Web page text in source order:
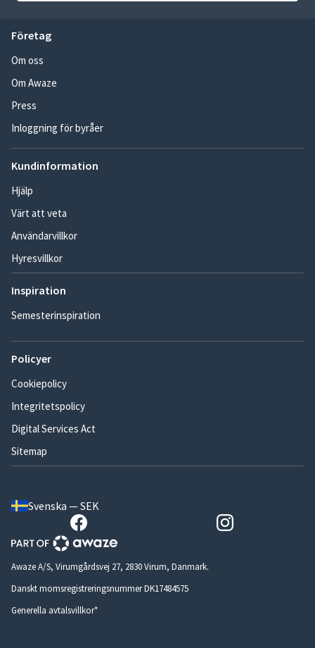
Företag
Om oss
Om Awaze
Press
Inloggning för byråer
Kundinformation
Hjälp
Värt att veta
Användarvillkor
Hyresvillkor
Inspiration
Semesterinspiration
Policyer
Cookiepolicy
Integritetspolicy
Digital Services Act
Sitemap
Svenska — SEK
Awaze A/S, Virumgårdsvej 27, 2830 Virum, Danmark.
Danskt momsregistreringsnummer DK17484575
Generella avtalsvillkor*